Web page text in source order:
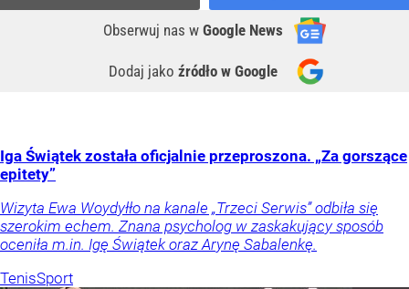
Obserwuj nas w Google News
Dodaj jako źródło w Google
Iga Świątek została oficjalnie przeproszona. „Za gorszące
epitety”
Wizyta Ewa Woydyłło na kanale „Trzeci Serwis” odbiła się
szerokim echem. Znana psycholog w zaskakujący sposób
oceniła m.in. Igę Świątek oraz Arynę Sabalenkę.
TenisSport